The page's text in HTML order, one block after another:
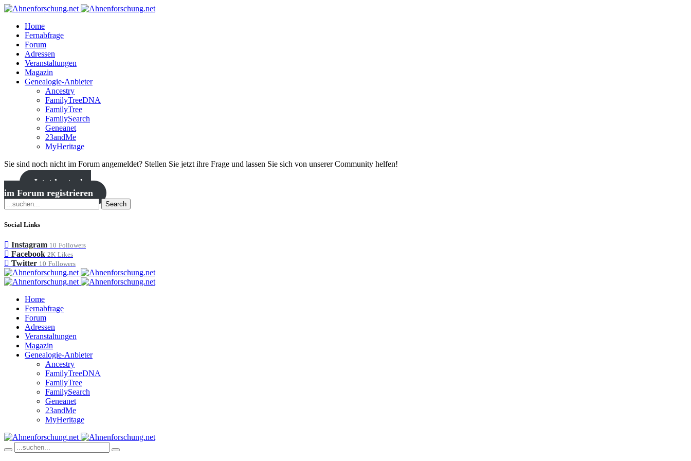
Home
Fernabfrage
Forum
Adressen
Veranstaltungen
Magazin
Genealogie-Anbieter
Ancestry
FamilyTreeDNA
FamilyTree
FamilySearch
Geneanet
23andMe
MyHeritage
Sie sind noch nicht im Forum angemeldet? Stellen Sie jetzt ihre Frage und lassen Sie sich von unserer Community helfen!
Jetzt kostenlos
im Forum registrieren
Search
Social Links
Instagram 10 Followers
Facebook 2K Likes
Twitter 10 Followers
Home
Fernabfrage
Forum
Adressen
Veranstaltungen
Magazin
Genealogie-Anbieter
Ancestry
FamilyTreeDNA
FamilyTree
FamilySearch
Geneanet
23andMe
MyHeritage